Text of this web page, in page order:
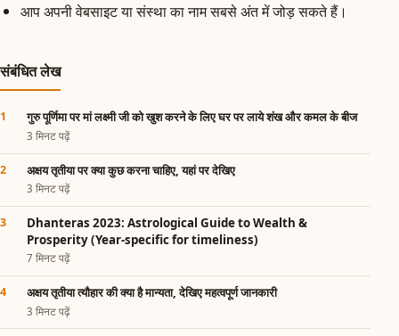
आप अपनी वेबसाइट या संस्था का नाम सबसे अंत में जोड़ सकते हैं।
संबंधित लेख
गुरु पूर्णिमा पर मां लक्ष्मी जी को खुश करने के लिए घर पर लाये शंख और कमल के बीज
3 मिनट पढ़ें
अक्षय तृतीया पर क्या कुछ करना चाहिए, यहां पर देखिए
3 मिनट पढ़ें
Dhanteras 2023: Astrological Guide to Wealth &
Prosperity (Year-specific for timeliness)
7 मिनट पढ़ें
अक्षय तृतीया त्यौहार की क्या है मान्यता, देखिए महत्वपूर्ण जानकारी
3 मिनट पढ़ें